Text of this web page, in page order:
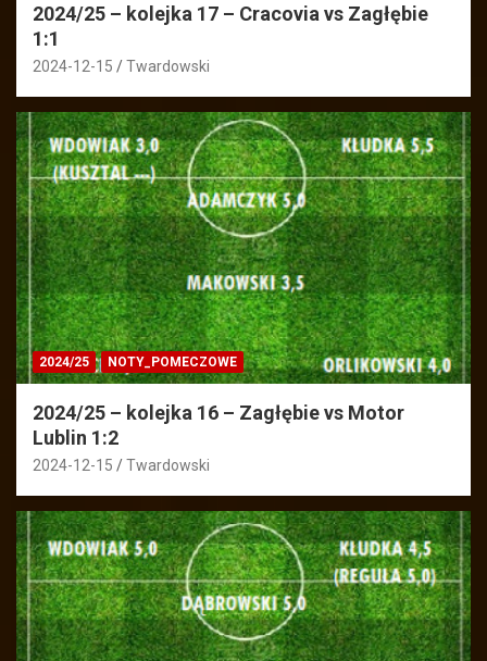
2024/25 – kolejka 17 – Cracovia vs Zagłębie
1:1
2024-12-15 Twardowski
2024/25 NOTY_POMECZOWE
2024/25 – kolejka 16 – Zagłębie vs Motor
Lublin 1:2
2024-12-15 Twardowski